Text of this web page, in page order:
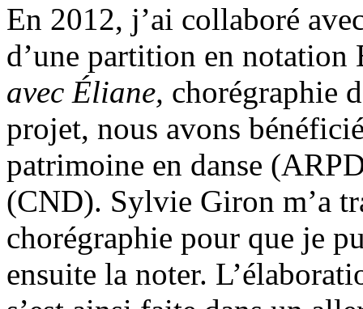
En 2012, j’ai collaboré
d’une partition en notation
avec Éliane, chorégraphie
projet, nous avons
patrimoine en danse
(CND). Sylvie Giron m’a
chorégraphie pour que je
ensuite la noter.